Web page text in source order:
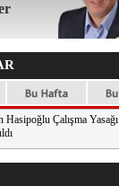
Çalışma Yasağı